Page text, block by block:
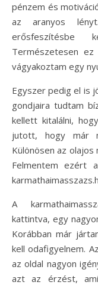
pénzem és
az aranyos
erősfeszítésbe
Természetesen
vágyakoztam egy
Egyszer pedig el is
gondjaira tudtam
kellett kitalálni,
jutott, hogy már
Különösen az
Felmentem ezért
A
kattintva, egy
Korábban már
kell odafigyelnem.
az oldal nagyon
azt az érzést,